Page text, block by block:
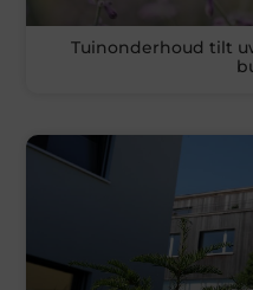
Tuinonderhoud tilt